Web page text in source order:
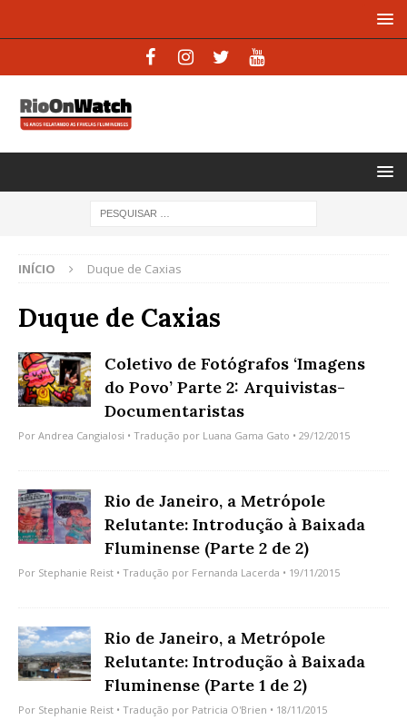
INÍCIO Duque de Caxias
Duque de Caxias
Coletivo de Fotógrafos ‘Imagens
do Povo’ Parte 2: Arquivistas-
Documentaristas
Por Andrea Cangialosi • Tradução por Luana Gama Gato • 29/12/2015
Rio de Janeiro, a Metrópole
Relutante: Introdução à Baixada
Fluminense (Parte 2 de 2)
Por Stephanie Reist • Tradução por Fernanda Lacerda • 19/11/2015
Rio de Janeiro, a Metrópole
Relutante: Introdução à Baixada
Fluminense (Parte 1 de 2)
Por Stephanie Reist • Tradução por Patricia O'Brien • 18/11/2015